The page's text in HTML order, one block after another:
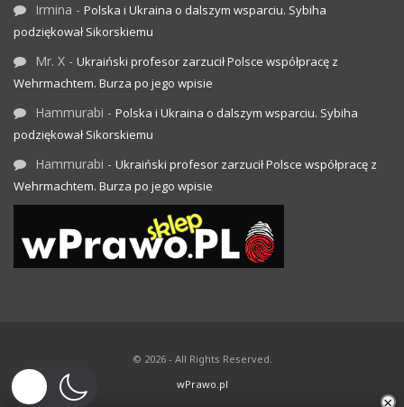
Irmina - Polska i Ukraina o dalszym wsparciu. Sybiha
podziękował Sikorskiemu
Mr. X - Ukraiński profesor zarzucił Polsce współpracę z
Wehrmachtem. Burza po jego wpisie
Hammurabi - Polska i Ukraina o dalszym wsparciu. Sybiha
podziękował Sikorskiemu
Hammurabi - Ukraiński profesor zarzucił Polsce współpracę z
Wehrmachtem. Burza po jego wpisie
© 2026 - All Rights Reserved.
wPrawo.pl
×